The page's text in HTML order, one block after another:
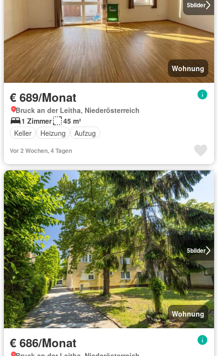
5bilder
Wohnung
€ 689/Monat
Bruck an der Leitha, Niederösterreich
1 Zimmer
45 m²
Keller
Heizung Aufzug
Vor 2 Wochen, 4 Tagen
5bilder
Wohnung
€ 686/Monat